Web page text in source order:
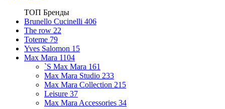
ТОП Бренды
Brunello Cucinelli 406
The row 22
Toteme 79
Yves Salomon 15
Max Mara 1104
`S Max Mara 161
Max Mara Studio 233
Max Mara Collection 215
Leisure 37
Max Mara Accessories 34